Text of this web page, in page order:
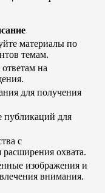
материалы по
темам.
на
для получения
публикаций для
с
охвата.
изображения и
внимания.